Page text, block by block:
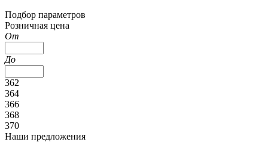
Подбор параметров
Розничная цена
От
До
362
364
366
368
370
Наши предложения